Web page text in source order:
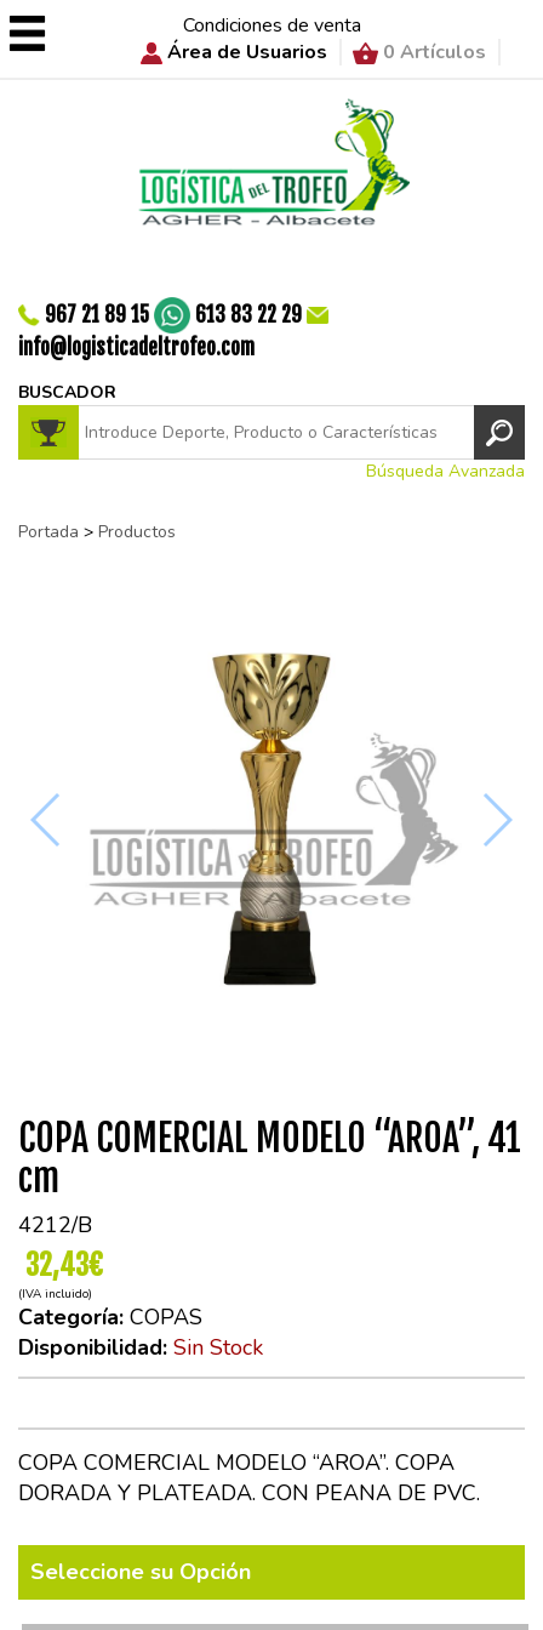
Condiciones de venta
Área de Usuarios
0 Artículos
967 21 89 15
613 83 22 29
info@logisticadeltrofeo.com
BUSCADOR
Búsqueda Avanzada
Portada > Productos
COPA COMERCIAL MODELO “AROA”, 41
cm
4212/B
32,43€
(IVA incluido)
Categoría: COPAS
Disponibilidad: Sin Stock
COPA COMERCIAL MODELO “AROA”. COPA
DORADA Y PLATEADA. CON PEANA DE PVC.
Seleccione su Opción